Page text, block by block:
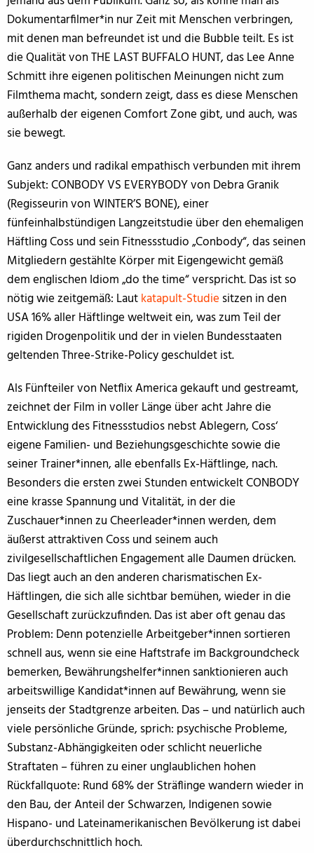
Dokumentarfilmer*in nur Zeit mit Menschen verbringen,
mit denen man befreundet ist und die Bubble teilt. Es ist
die Qualität von THE LAST BUFFALO HUNT, das Lee Anne
Schmitt ihre eigenen politischen Meinungen nicht zum
Filmthema macht, sondern zeigt, dass es diese Menschen
außerhalb der eigenen Comfort Zone gibt, und auch, was
sie bewegt.
Ganz anders und radikal empathisch verbunden mit ihrem
Subjekt: CONBODY VS EVERYBODY von Debra Granik
(Regisseurin von WINTER’S BONE), einer
fünfeinhalbstündigen Langzeitstudie über den ehemaligen
Häftling Coss und sein Fitnessstudio „Conbody“, das seinen
Mitgliedern gestählte Körper mit Eigengewicht gemäß
dem englischen Idiom „do the time“ verspricht. Das ist so
nötig wie zeitgemäß: Lautkatapult-Studie sitzen in den
USA 16% aller Häftlinge weltweit ein, was zum Teil der
rigiden Drogenpolitik und der in vielen Bundesstaaten
geltenden Three-Strike-Policy geschuldet ist.
Als Fünfteiler von Netflix America gekauft und gestreamt,
zeichnet der Film in voller Länge über acht Jahre die
Entwicklung des Fitnessstudios nebst Ablegern, Coss‘
eigene Familien- und Beziehungsgeschichte sowie die
seiner Trainer*innen, alle ebenfalls Ex-Häftlinge, nach.
Besonders die ersten zwei Stunden entwickelt CONBODY
eine krasse Spannung und Vitalität, in der die
Zuschauer*innen zu Cheerleader*innen werden, dem
äußerst attraktiven Coss und seinem auch
zivilgesellschaftlichen Engagement alle Daumen drücken.
Das liegt auch an den anderen charismatischen Ex-
Häftlingen, die sich alle sichtbar bemühen, wieder in die
Gesellschaft zurückzufinden. Das ist aber oft genau das
Problem: Denn potenzielle Arbeitgeber*innen sortieren
schnell aus, wenn sie eine Haftstrafe im Backgroundcheck
bemerken, Bewährungshelfer*innen sanktionieren auch
arbeitswillige Kandidat*innen auf Bewährung, wenn sie
jenseits der Stadtgrenze arbeiten. Das – und natürlich auch
viele persönliche Gründe, sprich: psychische Probleme,
Substanz-Abhängigkeiten oder schlicht neuerliche
Straftaten – führen zu einer unglaublichen hohen
Rückfallquote: Rund 68% der Sträflinge wandern wieder in
den Bau, der Anteil der Schwarzen, Indigenen sowie
Hispano- und Lateinamerikanischen Bevölkerung ist dabei
überdurchschnittlich hoch.